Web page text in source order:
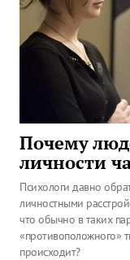
Почему
личности
Психологи давно
личностными
что обычно в таких
«противоположного»
происходит?